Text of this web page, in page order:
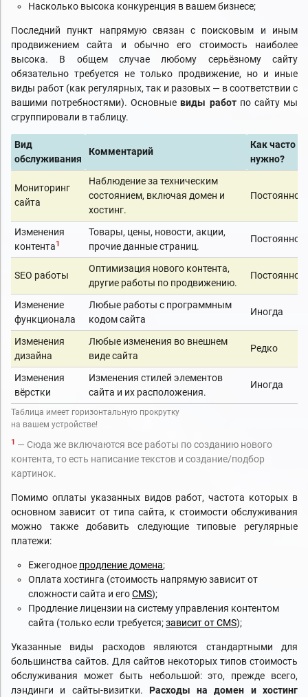
Насколько высока конкуренция в вашем бизнесе;
Последний пункт напрямую связан с поисковым и иным
продвижением сайта и обычно его стоимость наиболее
высока. В общем случае любому серьёзному сайту
обязательно требуется не только продвижение, но и иные
виды работ (как регулярных, так и разовых — в соответствии с
вашими потребностями). Основныевиды работпо сайту мы
сгруппировали в таблицу.
Вид
обслуживания
Комментарий
Как часто
нужно?
Мониторинг
сайта
Наблюдение за техническим
состоянием, включая домен и
хостинг.
Постоянно
Изменения
контента1
Товары, цены, новости, акции,
прочие данные страниц.
Постоянно
SEO работы
Оптимизация нового контента,
другие работы по продвижению.
Постоянно
Изменение
функционала
Любые работы с программным
кодом сайта
Иногда
Изменения
дизайна
Любые изменения во внешнем
виде сайта
Редко
Изменения
вёрстки
Изменения стилей элементов
сайта и их расположения.
Иногда
Таблица имеет горизонтальную прокрутку
на вашем устройстве!
1 — Сюда же включаются все работы по созданию нового
контента, то есть написание текстов и создание/подбор
картинок.
Помимо оплаты указанных видов работ, частота которых в
основном зависит от типа сайта, к стоимости обслуживания
можно также добавить следующие типовые регулярные
платежи:
Ежегодное продление домена;
Оплата хостинга (стоимость напрямую зависит от
сложности сайта и егоCMS);
Продление лицензии на систему управления контентом
сайта (только если требуется;зависит от CMS);
Указанные виды расходов являются стандартными для
большинства сайтов. Для сайтов некоторых типов стоимость
обслуживания может быть небольшой: это, прежде всего,
лэндинги и сайты-визитки. Расходы на домен и хостинг